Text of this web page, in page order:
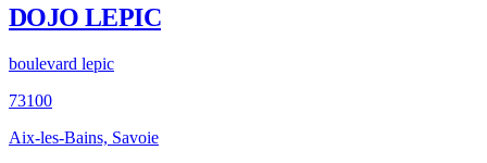
DOJO LEPIC
boulevard lepic
73100
Aix-les-Bains, Savoie